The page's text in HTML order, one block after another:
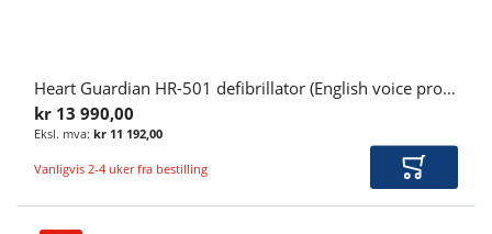
Heart Guardian HR-501 defibrillator (English voice promt)
kr 13 990,00
kr 11 192,00
Vanligvis 2-4 uker fra bestilling Legg i